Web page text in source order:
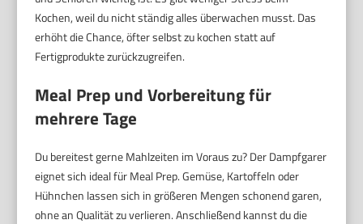
Kochen, weil du nicht ständig alles überwachen musst. Das
erhöht die Chance, öfter selbst zu kochen statt auf
Fertigprodukte zurückzugreifen.
Meal Prep und Vorbereitung für
mehrere Tage
Du bereitest gerne Mahlzeiten im Voraus zu? Der Dampfgarer
eignet sich ideal für Meal Prep. Gemüse, Kartoffeln oder
Hühnchen lassen sich in größeren Mengen schonend garen,
ohne an Qualität zu verlieren. Anschließend kannst du die